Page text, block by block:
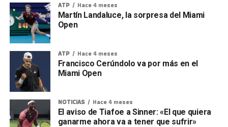
ATP Hace 4 meses
Martín Landaluce, la sorpresa del Miami
Open
ATP Hace 4 meses
Francisco Cerúndolo va por más en el
Miami Open
NOTICIAS Hace 4 meses
El aviso de Tiafoe a Sinner: «El que quiera
ganarme ahora va a tener que sufrir»